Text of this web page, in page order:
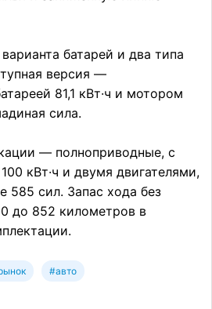
батарей и два типа
версия —
81,1 кВт·ч и мотором
сила.
— полноприводные, с
кВт·ч и двумя двигателями,
585 сил. Запас хода без
до 852 километров в
#авто